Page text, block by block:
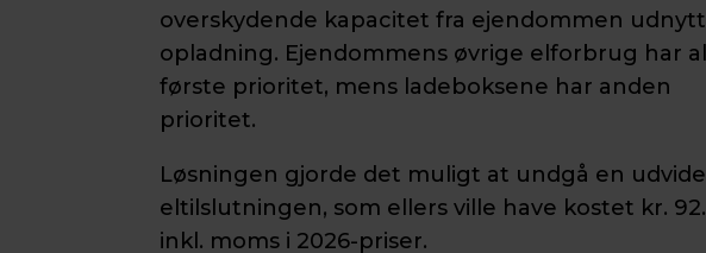
overskydende kapacitet fra ejendommen
opladning. Ejendommens øvrige elforbrug har
første prioritet, mens ladeboksene har anden
prioritet.
Løsningen gjorde det muligt at undgå en
eltilslutningen, som ellers ville have kostet kr.
inkl. moms i 2026-priser.